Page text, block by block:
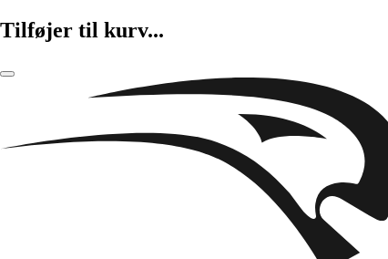
Tilføjer til kurv...